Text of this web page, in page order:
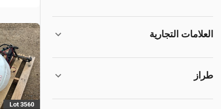
العلامات التجارية
طراز
Lot 3560